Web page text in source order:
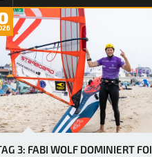
3: FABI WOLF DOMINIERT